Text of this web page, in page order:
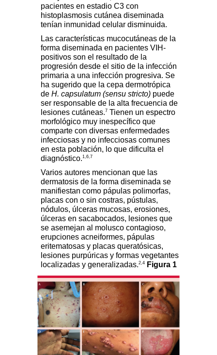
pacientes en estadio C3 con
histoplasmosis cutánea diseminada
tenían inmunidad celular disminuida.
Las características mucocutáneas de la
forma diseminada en pacientes VIH-
positivos son el resultado de la
progresión desde el sitio de la infección
primaria a una infección progresiva. Se
ha sugerido que la cepa dermotrópica
de H. capsulatum (sensu stricto) puede
ser responsable de la alta frecuencia de
lesiones cutáneas.7 Tienen un espectro
morfológico muy inespecífico que
comparte con diversas enfermedades
infecciosas y no infecciosas comunes
en esta población, lo que dificulta el
diagnóstico.1,6,7
Varios autores mencionan que las
dermatosis de la forma diseminada se
manifiestan como pápulas polimorfas,
placas con o sin costras, pústulas,
nódulos, úlceras mucosas, erosiones,
úlceras en sacabocados, lesiones que
se asemejan al molusco contagioso,
erupciones acneiformes, pápulas
eritematosas y placas queratósicas,
lesiones purpúricas y formas vegetantes
localizadas y generalizadas.2,4 Figura 1